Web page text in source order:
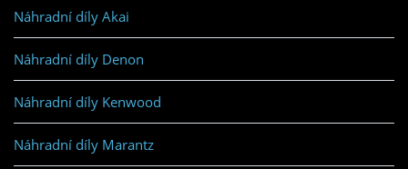
Náhradní díly Akai
Náhradní díly Denon
Náhradní díly Kenwood
Náhradní díly Marantz